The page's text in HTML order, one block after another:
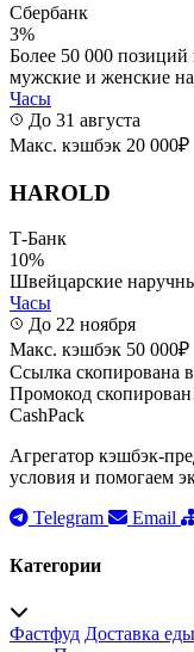
Сбербанк
3%
Более 50 000
мужские и женские
Часы
До 31 августа
Макс. кэшбэк 20 000₽
HAROLD
Т-Банк
10%
Швейцарские
Часы
До 22 ноября
Макс. кэшбэк 50 000₽
Ссылка скопирована
Промокод
CashPack
Агрегатор кэшбэк-
условия и помогаем
Telegram
Email
Категории
Фастфуд Доставка еды